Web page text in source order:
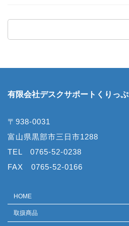
検
有限会社デスクサポートくりっぷ
〒938-0031
富山県黒部市三日市1288
TEL 0765-52-0238
FAX 0765-52-0166
HOME
取扱商品